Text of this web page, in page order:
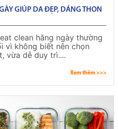
GIÚP DA ĐẸP, DÁNG THON
clean hằng ngày thường
vì không biết nên chọn
vừa dễ duy trì....
Xem thêm >>>